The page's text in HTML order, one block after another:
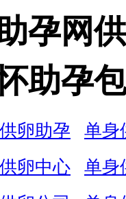
孕网
助孕
卵助孕
单身
卵中心
单身